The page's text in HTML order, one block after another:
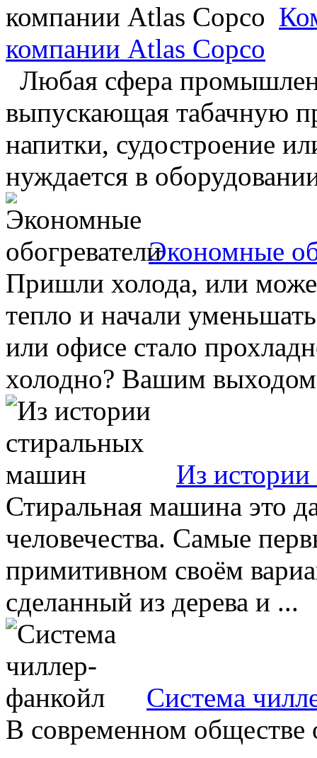
компании Atlas Copco
Любая сфера
выпускающая табачную
напитки, судостроение
нуждается в
Экономные
Пришли холода, или
тепло и начали
или офисе стало
холодно? Вашим
Из
Стиральная машина это
человечества. Самые
примитивном своём
сделанный из дерева и ...
Система
В современном обществе